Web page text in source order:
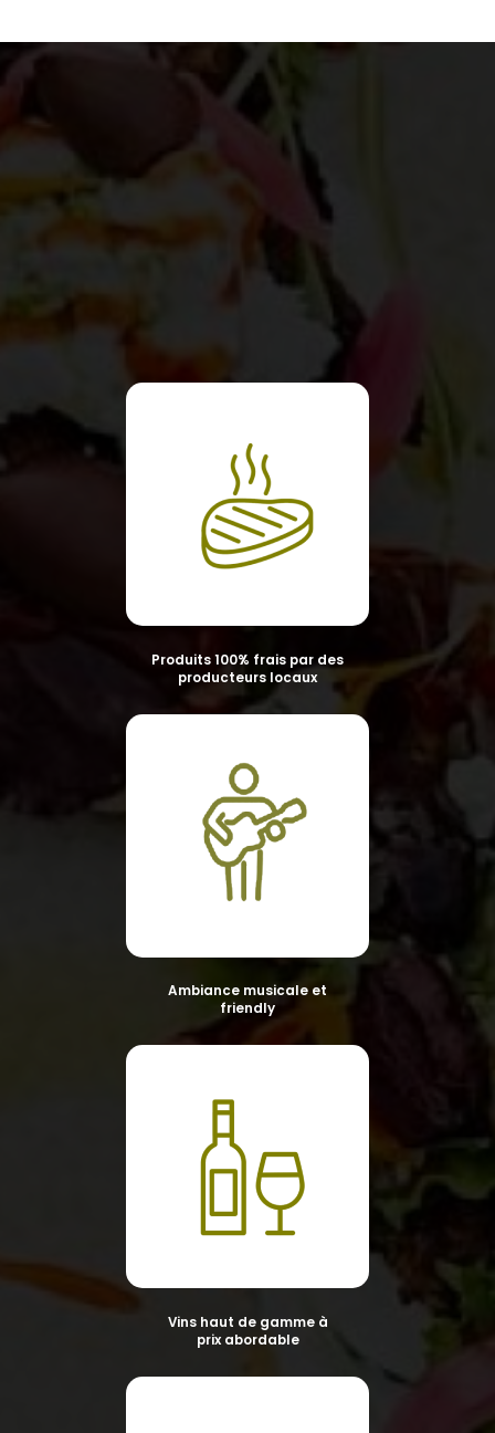
Produits 100% frais par des
producteurs locaux
Ambiance musicale et
friendly
Vins haut de gamme à
prix abordable